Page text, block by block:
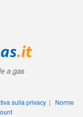
a gas
sulla privacy | Norme